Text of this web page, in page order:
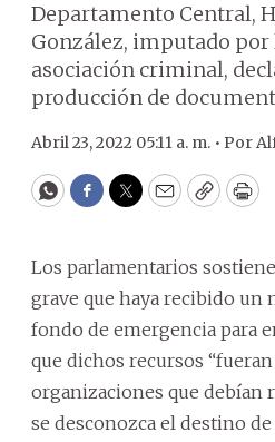
Departamento Central,
González, imputado por
asociación criminal,
producción de
Abril 23, 2022 05:11 a. m. • Por
WhatsApp
Facebook
Twitter
EmailCopy
Los parlamentarios
grave que haya recibido un
fondo de emergencia para
que dichos recursos
organizaciones que debían
se desconozca el destino